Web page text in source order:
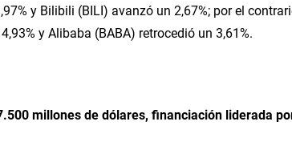
y Bilibili (BILI) avanzó un 2,67%; por el
y Alibaba (BABA) retrocedió un 3,61%.
millones de dólares, financiación liderada